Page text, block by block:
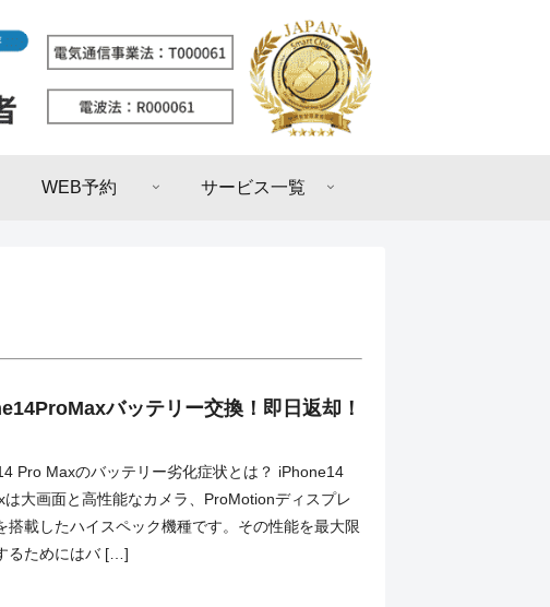
WEB予約 サービス一覧
バッテリー交換！即日返却！
Pro Maxのバッテリー劣化症状とは？ iPhone14
は大画面と高性能なカメラ、ProMotionディスプレ
搭載したハイスペック機種です。その性能を最大限
るためにはバ […]